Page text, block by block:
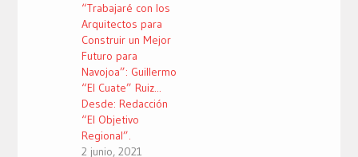
“Trabajaré con los
Arquitectos para
Construir un Mejor
Futuro para
Navojoa”: Guillermo
“El Cuate” Ruiz...
Desde: Redacción
“El Objetivo
Regional”.
2 junio, 2021